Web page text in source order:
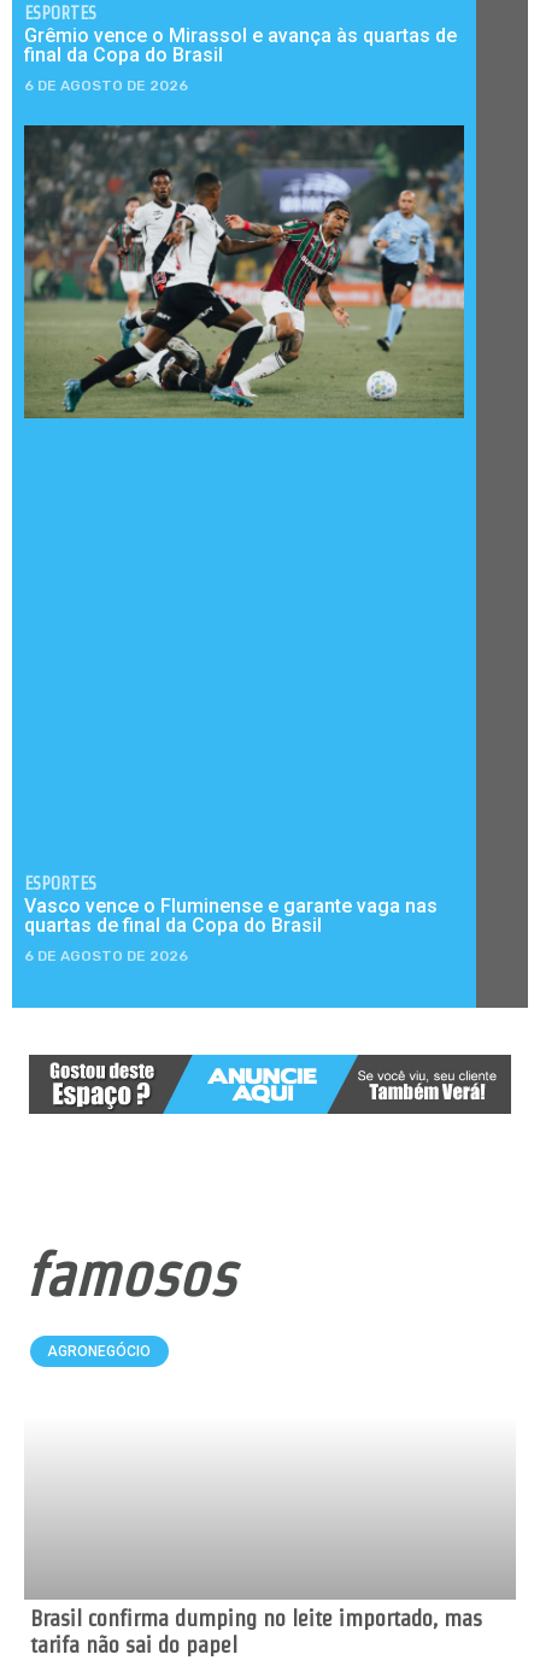
ESPORTES
Grêmio vence o Mirassol e avança às quartas de
final da Copa do Brasil
6 DE AGOSTO DE 2026
ESPORTES
Vasco vence o Fluminense e garante vaga nas
quartas de final da Copa do Brasil
6 DE AGOSTO DE 2026
famosos
AGRONEGÓCIO
Brasil confirma dumping no leite importado, mas
tarifa não sai do papel